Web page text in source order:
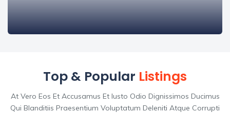
Top & Popular Listings
At Vero Eos Et Accusamus Et Iusto Odio Dignissimos Ducimus
Qui Blanditiis Praesentium Voluptatum Deleniti Atque Corrupti